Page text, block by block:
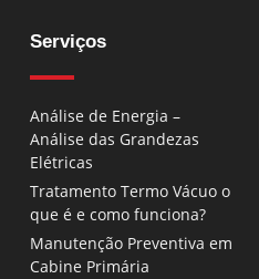
Serviços
Análise de Energia –
Análise das Grandezas
Elétricas
Tratamento Termo Vácuo o
que é e como funciona?
Manutenção Preventiva em
Cabine Primária